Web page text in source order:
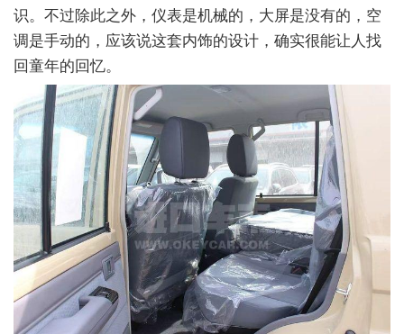
识。不过除此之外，仪表是机械的，大屏是没有的，空
调是手动的，应该说这套内饰的设计，确实很能让人找
回童年的回忆。